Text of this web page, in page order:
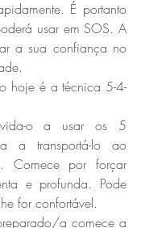
É portanto
usar em SOS. A
a sua confiança no
hoje é a técnica 5-4-
o a usar os 5
a transportá-lo ao
Comece por forçar
e profunda. Pode
for confortável.
a comece a